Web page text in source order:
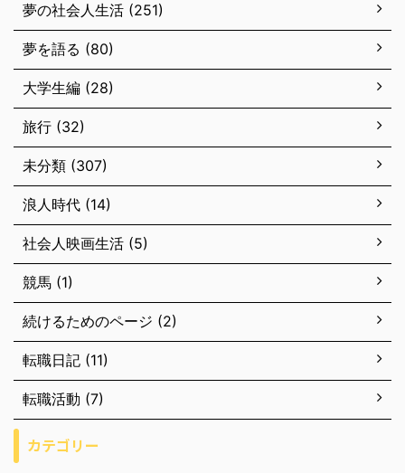
夢の社会人生活 (251)
夢を語る (80)
大学生編 (28)
旅行 (32)
未分類 (307)
浪人時代 (14)
社会人映画生活 (5)
競馬 (1)
続けるためのページ (2)
転職日記 (11)
転職活動 (7)
カテゴリー